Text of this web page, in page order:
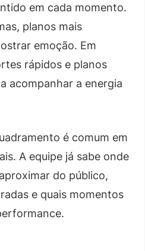
em cada momento.
planos mais
emoção. Em
rápidos e planos
acompanhar a energia
é comum em
A equipe já sabe onde
do público,
e quais momentos